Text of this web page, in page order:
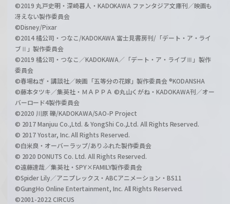
©2019 丸戸史明・深崎暮人・KADOKAWA ファンタジア文庫刊／映画も
冴えない製作委員会
©Disney/Pixar
©2014 橘公司・つなこ/KADOKAWA 富士見書房刊/「デート・ア・ライ
ブⅡ」製作委員会
©2019 橘公司・つなこ／KADOKAWA／「デート・ア・ライブⅢ」製作
委員会
©春場ねぎ・講談社／映画「五等分の花嫁」製作委員会 ®KODANSHA
©藤本タツキ／集英社・ＭＡＰＰＡ ©丸山くがね・KADOKAWA刊／オー
バーロード4製作委員会
©2020 川原 礫/KADOKAWA/SAO-P Project
© 2017 Manjuu Co.,Ltd. & YongShi Co.,Ltd. All Rights Reserved.
© 2017 Yostar, Inc. All Rights Reserved.
©白米良・オーバーラップ/ありふれた製作委員会
© 2020 DONUTS Co. Ltd. All Rights Reserved.
©遠藤達哉／集英社・SPY×FAMILY製作委員会
©Spider Lily／アニプレックス・ABCアニメーション・BS11
©GungHo Online Entertainment, Inc. All Rights Reserved.
©2001-2022 CIRCUS